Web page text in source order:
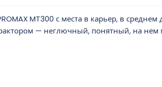
MT300 с места в карьер, в
— неглючный, понятный, на